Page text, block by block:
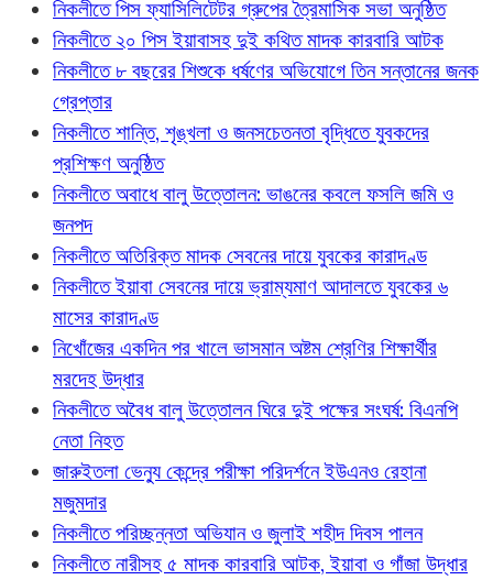
নিকলীতে পিস ফ্যাসিলিটেটর গ্রুপের ত্রৈমাসিক সভা অনুষ্ঠিত
নিকলীতে ২০ পিস ইয়াবাসহ দুই কথিত মাদক কারবারি আটক
নিকলীতে ৮ বছরের শিশুকে ধর্ষণের অভিযোগে তিন সন্তানের জনক
গ্রেপ্তার
নিকলীতে শান্তি, শৃঙ্খলা ও জনসচেতনতা বৃদ্ধিতে যুবকদের
প্রশিক্ষণ অনুষ্ঠিত
নিকলীতে অবাধে বালু উত্তোলন: ভাঙনের কবলে ফসলি জমি ও
জনপদ
নিকলীতে অতিরিক্ত মাদক সেবনের দায়ে যুবকের কারাদণ্ড
নিকলীতে ইয়াবা সেবনের দায়ে ভ্রাম্যমাণ আদালতে যুবকের ৬
মাসের কারাদণ্ড
নিখোঁজের একদিন পর খালে ভাসমান অষ্টম শ্রেণির শিক্ষার্থীর
মরদেহ উদ্ধার
নিকলীতে অবৈধ বালু উত্তোলন ঘিরে দুই পক্ষের সংঘর্ষ: বিএনপি
নেতা নিহত
জারুইতলা ভেন্যু কেন্দ্রে পরীক্ষা পরিদর্শনে ইউএনও রেহানা
মজুমদার
নিকলীতে পরিচ্ছন্নতা অভিযান ও জুলাই শহীদ দিবস পালন
নিকলীতে নারীসহ ৫ মাদক কারবারি আটক, ইয়াবা ও গাঁজা উদ্ধার